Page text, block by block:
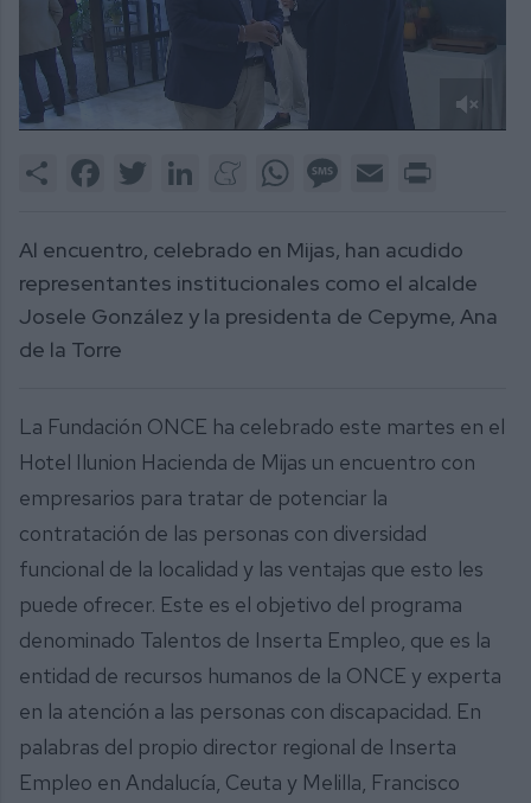
2
Share FacebookTwitter LinkedInMeneameWhatsAppMessage
Email
Al encuentro, celebrado en Mijas, han acudido
representantes institucionales como el alcalde
Josele González y la presidenta de Cepyme, Ana
de la Torre
La Fundación ONCE ha celebrado este martes en el
Hotel Ilunion Hacienda de Mijas un encuentro con
empresarios para tratar de potenciar la
contratación de las personas con diversidad
funcional de la localidad y las ventajas que esto les
puede ofrecer. Este es el objetivo del programa
denominado Talentos de Inserta Empleo, que es la
entidad de recursos humanos de la ONCE y experta
en la atención a las personas con discapacidad. En
palabras del propio director regional de Inserta
Empleo en Andalucía, Ceuta y Melilla, Francisco